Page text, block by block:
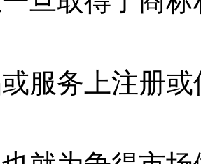
服务上注册